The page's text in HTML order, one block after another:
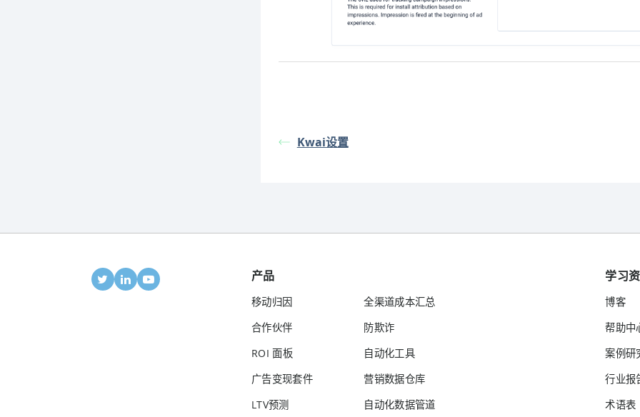
Kwai设置
产品
移动归因
合作伙伴
ROI 面板
广告变现套件
LTV预测
全渠道成本汇总
防欺诈
自动化工具
营销数据仓库
自动化数据管道
学习
博客
帮助中
案例研
行业报
术语表